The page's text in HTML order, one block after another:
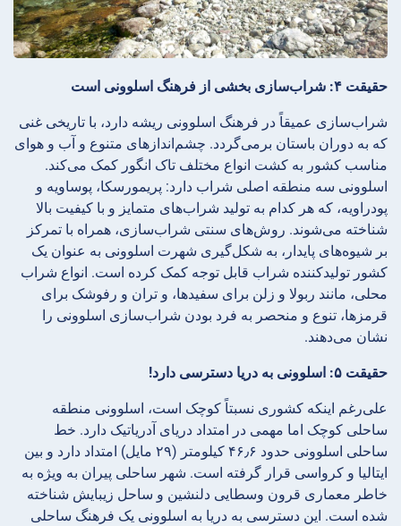
حقیقت ۴: شراب‌سازی بخشی از فرهنگ اسلوونی است
شراب‌سازی عمیقاً در فرهنگ اسلوونی ریشه دارد، با تاریخی غنی
که به دوران باستان برمی‌گردد. چشم‌اندازهای متنوع و آب و هوای
مناسب کشور به کشت انواع مختلف تاک انگور کمک می‌کند.
اسلوونی سه منطقه اصلی شراب دارد: پریمورسکا، پوساویه و
پودراویه، که هر کدام به تولید شراب‌های متمایز و با کیفیت بالا
شناخته می‌شوند. روش‌های سنتی شراب‌سازی، همراه با تمرکز
بر شیوه‌های پایدار، به شکل‌گیری شهرت اسلوونی به عنوان یک
کشور تولیدکننده شراب قابل توجه کمک کرده است. انواع شراب
محلی، مانند ربولا و زلن برای سفیدها، و تران و رفوشک برای
قرمزها، تنوع و منحصر به فرد بودن شراب‌سازی اسلوونی را
نشان می‌دهند.
حقیقت ۵: اسلوونی به دریا دسترسی دارد!
علی‌رغم اینکه کشوری نسبتاً کوچک است، اسلوونی منطقه
ساحلی کوچک اما مهمی در امتداد دریای آدریاتیک دارد. خط
ساحلی اسلوونی حدود ۴۶٫۶ کیلومتر (۲۹ مایل) امتداد دارد و بین
ایتالیا و کرواسی قرار گرفته است. شهر ساحلی پیران به ویژه به
خاطر معماری قرون وسطایی دلنشین و ساحل زیبایش شناخته
شده است. این دسترسی به دریا به اسلوونی یک فرهنگ ساحلی